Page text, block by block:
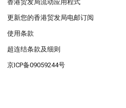
香港贸发局流动应用程式
更新您的香港贸发局电邮订阅
使用条款
超连结条款及细则
京ICP备09059244号